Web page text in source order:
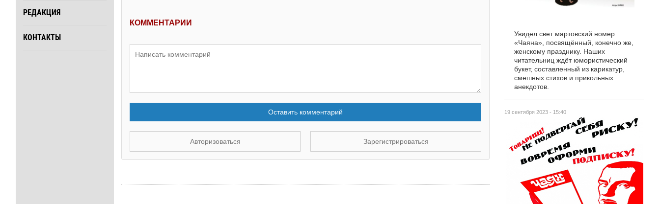
РЕДАКЦИЯ
КОНТАКТЫ
КОММЕНТАРИИ
Оставить комментарий
Авторизоваться Зарегистрироваться
19 сентября 2023 - 15:40
Увидел свет мартовский номер
«Чаяна», посвящённый, конечно же,
женскому празднику. Наших
читательниц ждёт юмористический
букет, составленный из карикатур,
смешных стихов и прикольных
анекдотов.